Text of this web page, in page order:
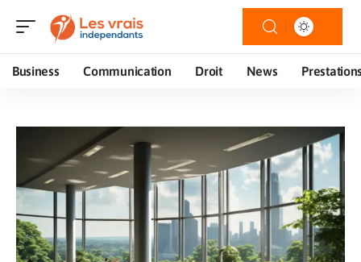
Business Communication Droit News